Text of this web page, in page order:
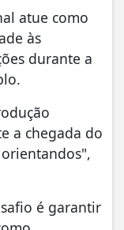
atue como
às
durante a
a chegada do
é garantir